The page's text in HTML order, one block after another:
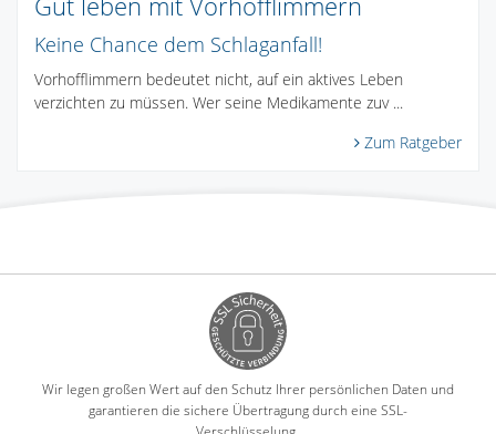
Keine Chance dem Schlaganfall!
Vorhofflimmern bedeutet nicht, auf ein aktives Leben
verzichten zu müssen. Wer seine Medikamente zuv ...
Zum Ratgeber
Wir legen großen Wert auf den Schutz Ihrer persönlichen Daten und
garantieren die sichere Übertragung durch eine SSL-